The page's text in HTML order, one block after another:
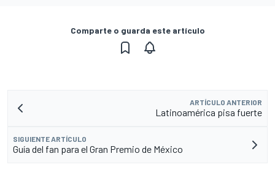
Comparte o guarda este artículo
ARTÍCULO ANTERIOR
Latinoamérica pisa fuerte
SIGUIENTE ARTÍCULO
Guía del fan para el Gran Premio de México